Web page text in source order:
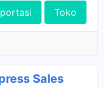
Toko
Sales